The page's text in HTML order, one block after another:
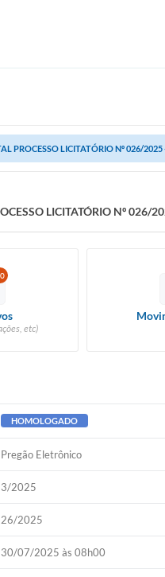
PROCESSO LICITATÓRIO Nº 026/
LICITATÓRIO Nº 026/
etc)
HOMOLOGADO
Pregão Eletrônico
3/2025
26/2025
30/07/2025 às 08h00